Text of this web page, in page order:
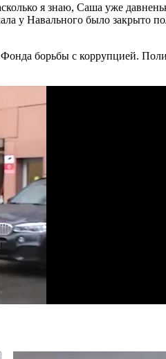
я знаю, Саша уже
у Навального было закрыто
Фонда борьбы с коррупцией.